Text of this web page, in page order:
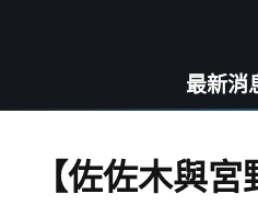
最新消
【佐佐木與